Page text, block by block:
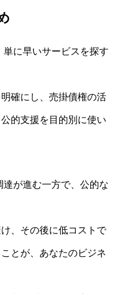
に早いサービスを探す
確にし、売掛債権の活
的支援を目的別に使い
が進む一方で、公的な
、その後に低コストで
とが、あなたのビジネ